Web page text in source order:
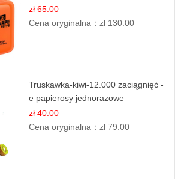
zł 65.00
Cena oryginalna：zł 130.00
Truskawka-kiwi-12.000 zaciągnięć -
e papierosy jednorazowe
zł 40.00
Cena oryginalna：zł 79.00